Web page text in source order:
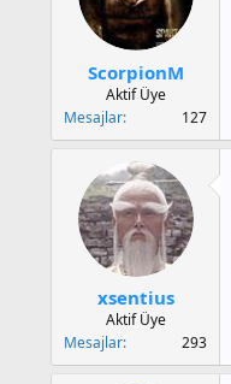
ScorpionM
Aktif Üye
Mesajlar
127
xsentius
Aktif Üye
Mesajlar
293